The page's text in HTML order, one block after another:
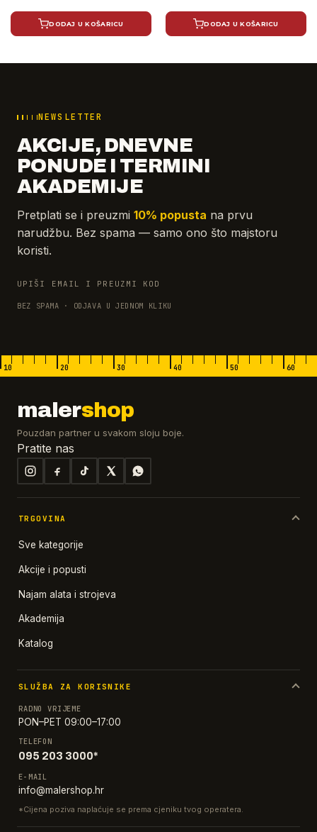
DODAJ U KOŠARICU DODAJ U KOŠARICU
NEWSLETTER
AKCIJE, DNEVNE
PONUDE I TERMINI
AKADEMIJE
Pretplati se i preuzmi 10% popusta na prvu
narudžbu. Bez spama — samo ono što majstoru
koristi.
UPIŠI EMAIL I PREUZMI KOD
BEZ SPAMA · ODJAVA U JEDNOM KLIKU
10 20 30 40 50 60
malershop
Pouzdan partner u svakom sloju boje.
Pratite nas
TRGOVINA
Sve kategorije
Akcije i popusti
Najam alata i strojeva
Akademija
Katalog
SLUŽBA ZA KORISNIKE
RADNO VRIJEME
PON–PET 09:00–17:00
TELEFON
095 203 3000*
E-MAIL
info@malershop.hr
*Cijena poziva naplaćuje se prema cjeniku tvog operatera.